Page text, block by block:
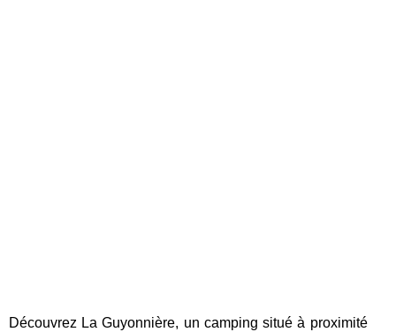
Découvrez La Guyonnière, un camping situé à proximité